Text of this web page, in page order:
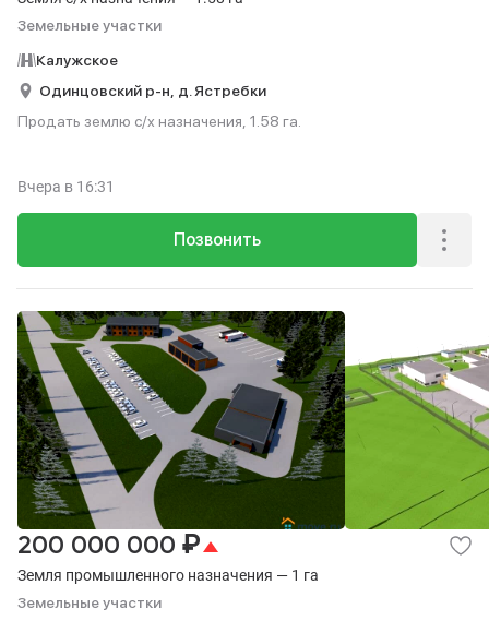
Земельные участки
Калужское
Одинцовский р-н, д. Ястребки
Продать землю с/х назначения, 1.58 га.
Позвонить
Вчера в 16:31
Земля промышленного назначения — 1 га
Земельные участки
200 000 000 ₽